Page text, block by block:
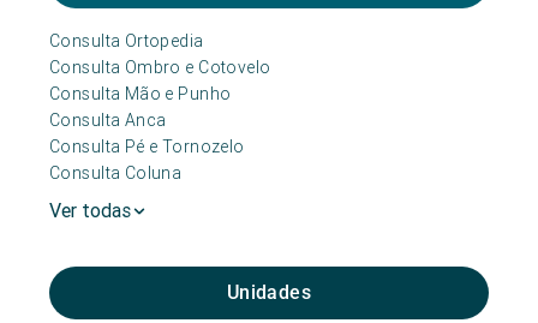
Consulta Ortopedia
Consulta Ombro e Cotovelo
Consulta Mão e Punho
Consulta Anca
Consulta Pé e Tornozelo
Consulta Coluna
Ver todas
Unidades